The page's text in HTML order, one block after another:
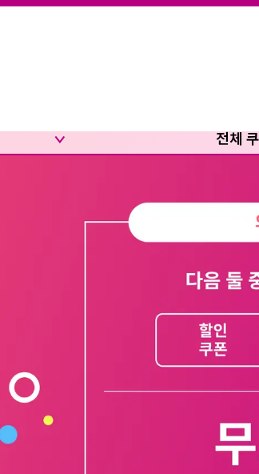
전체